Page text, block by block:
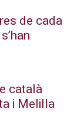
de cada
català
i Melilla